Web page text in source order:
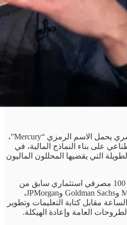
تعمل OpenAI على مشروع سري يحمل الاسم الرمزي “Mercury”،
على بناء النماذج المالية، في
التي يقضيها المحللون الماليون
يشارك في المشروع أكثر من 100 مصرفي استثماري سابق من
مؤسسات مثل Morgan Stanley وGoldman Sachs وJPMorgan،
دولارًا في الساعة مقابل كتابة التعليمات وتطوير
العامة وإعادة الهيكلة.